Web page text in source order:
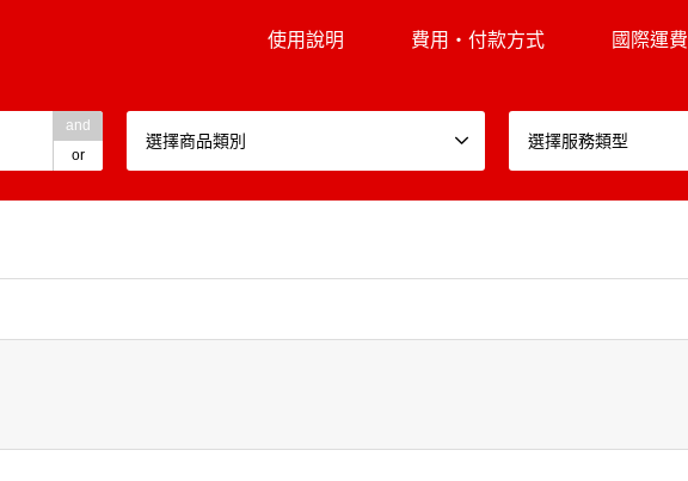
使用說明 費用・付款方式 國際運費
and
or
選擇商品類別 選擇服務類型